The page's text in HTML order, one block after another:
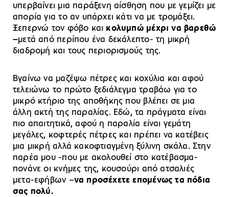
υπερβαίνει μια παράξενη αίσθηση που με γεμίζει με
απορία για το αν υπάρχει κάτι να με τρομάξει.
Ξεπερνώ τον φόβο και κολυμπώ μέχρι να βαρεθώ
–μετά από περίπου ένα δεκάλεπτο- τη μικρή
διαδρομή και τους περιορισμούς της.
Βγαίνω να μαζέψω πέτρες και κοχύλια και αφού
τελειώνω το πρώτο ξεδιάλεγμα τραβάω για το
μικρό κτήριο της αποθήκης που βλέπει σε μια
άλλη ακτή της παραλίας. Εδώ, τα πράγματα είναι
πιο απαιτητικά, αφού η παραλία είναι γεμάτη
μεγάλες, κοφτερές πέτρες και πρέπει να κατέβεις
μια μικρή αλλά κακοφτιαγμένη ξύλινη σκάλα. Στην
παρέα μου -που με ακολουθεί στο κατέβασμα-
πονάνε οι κνήμες της, κουσούρι από ατσαλιές
μετα-εφήβων –να προσέχετε επομένως τα πόδια
σας πολύ.